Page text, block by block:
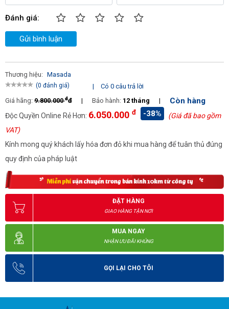
Trọng lượng
:28 kg
Đánh giá:
Gửi bình luận
Thương hiệu: Masada
(0 đánh giá) |
Có 0 câu trả lời
Giá hãng: 9.800.000đđ | Bảo hành: 12 tháng | Còn hàng
Độc Quyền Online Rẻ Hơn: 6.050.000 đ -38%
(Giá đã bao gồm
VAT)
Kính mong quý khách lấy hóa đơn đỏ khi mua hàng để tuân thủ đúng
quy định của pháp luật
ĐẶT HÀNG
GIAO HÀNG TẬN NƠI
MUA NGAY
NHẬN ƯU ĐÃI KHỦNG
GỌI LẠI CHO TÔI